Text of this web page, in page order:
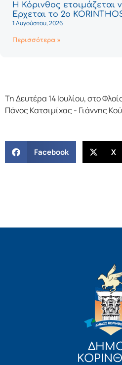
Η Κόρινθος ετοιμάζεται
Έρχεται το 2ο
1 Αυγούστου, 2026
Περισσότερα »
Τη Δευτέρα 14 Ιουλίου, στο
Πάνος Κατσιμίχας - Γιάννης
Facebook X